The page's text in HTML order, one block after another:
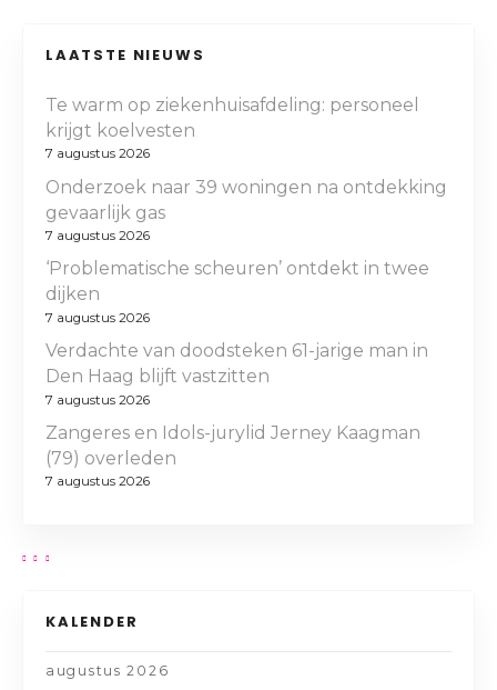
LAATSTE NIEUWS
Te warm op ziekenhuisafdeling: personeel
krijgt koelvesten
7 augustus 2026
Onderzoek naar 39 woningen na ontdekking
gevaarlijk gas
7 augustus 2026
‘Problematische scheuren’ ontdekt in twee
dijken
7 augustus 2026
Verdachte van doodsteken 61-jarige man in
Den Haag blijft vastzitten
7 augustus 2026
Zangeres en Idols-jurylid Jerney Kaagman
(79) overleden
7 augustus 2026
KALENDER
augustus 2026